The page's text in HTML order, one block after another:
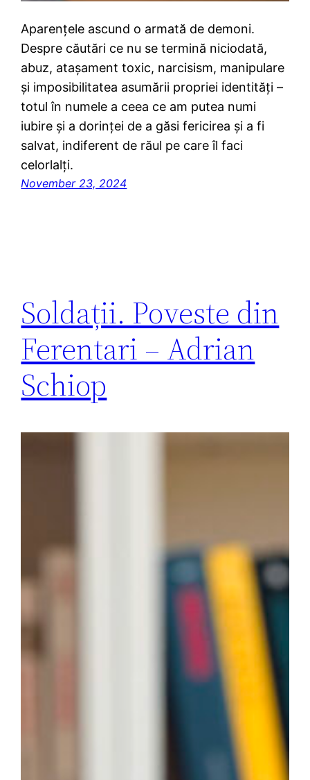
Aparențele ascund o armată de demoni.
Despre căutări ce nu se termină niciodată,
abuz, atașament toxic, narcisism, manipulare
și imposibilitatea asumării propriei identități –
totul în numele a ceea ce am putea numi
iubire și a dorinței de a găsi fericirea și a fi
salvat, indiferent de răul pe care îl faci
celorlalți.
November 23, 2024
Soldații. Poveste din
Ferentari – Adrian
Schiop